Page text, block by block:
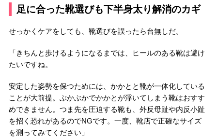
足に合った靴選びも下半身太り解消のカギ
せっかくケアをしても、靴選びを誤ったら台無しだ。
「きちんと歩けるようになるまでは、ヒールのある靴は避け
たいですね。
安定した姿勢を保つためには、かかとと靴が一体化している
ことが大前提。ぶかぶかでかかとが浮いてしまう靴はおすす
めできません。つま先を圧迫する靴も、外反母趾や内反小趾
を招く恐れがあるのでNGです。一度、靴店で正確なサイズ
を測ってみてください」